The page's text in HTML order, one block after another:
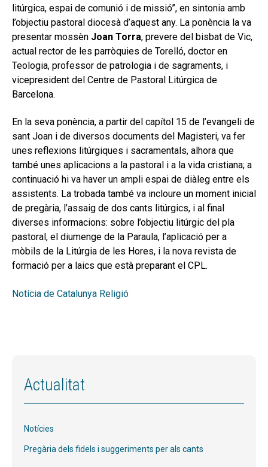
litúrgica, espai de comunió i de missió”, en sintonia amb
l’objectiu pastoral diocesà d’aquest any. La ponència la va
presentar mossèn Joan Torra, prevere del bisbat de Vic,
actual rector de les parròquies de Torelló, doctor en
Teologia, professor de patrologia i de sagraments, i
vicepresident del Centre de Pastoral Litúrgica de
Barcelona.
En la seva ponència, a partir del capítol 15 de l’evangeli de
sant Joan i de diversos documents del Magisteri, va fer
unes reflexions litúrgiques i sacramentals, alhora que
també unes aplicacions a la pastoral i a la vida cristiana; a
continuació hi va haver un ampli espai de diàleg entre els
assistents. La trobada també va incloure un moment inicial
de pregària, l’assaig de dos cants litúrgics, i al final
diverses informacions: sobre l’objectiu litúrgic del pla
pastoral, el diumenge de la Paraula, l’aplicació per a
mòbils de la Litúrgia de les Hores, i la nova revista de
formació per a laics que està preparant el CPL.
Notícia de Catalunya Religió
Actualitat
Notícies
Pregària dels fidels i suggeriments per als cants